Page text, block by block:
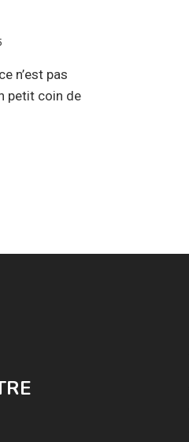
n’est pas
petit coin de